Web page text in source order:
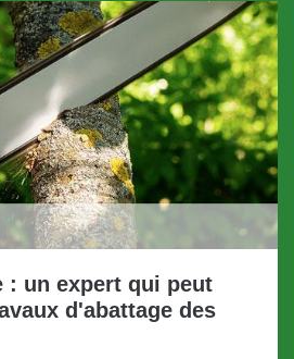
: un expert qui peut
d'abattage des